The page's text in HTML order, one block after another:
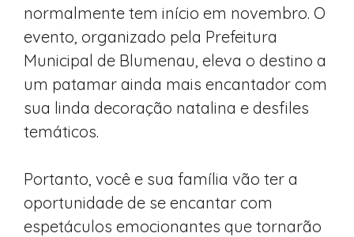
normalmente tem início em novembro. O
evento, organizado pela Prefeitura
Municipal de Blumenau, eleva o destino a
um patamar ainda mais encantador com
sua linda decoração natalina e desfiles
temáticos.
Portanto, você e sua família vão ter a
oportunidade de se encantar com
espetáculos emocionantes que tornarão